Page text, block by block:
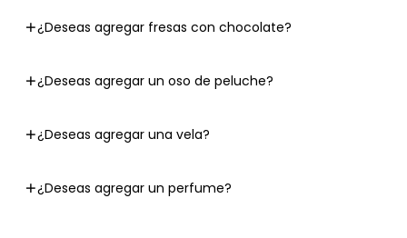
¿Deseas agregar fresas con chocolate?
¿Deseas agregar un oso de peluche?
¿Deseas agregar una vela?
¿Deseas agregar un perfume?